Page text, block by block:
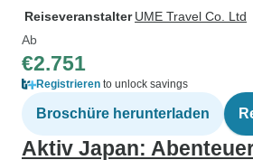
Reiseveranstalter UME Travel Co. Ltd
Ab
€2.751
Registrieren to unlock savings
Broschüre herunterladen
Aktiv Japan: